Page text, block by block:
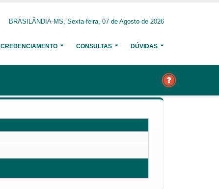
BRASILÂNDIA-MS, Sexta-feira, 07 de Agosto de 2026
CREDENCIAMENTO CONSULTAS DÚVIDAS